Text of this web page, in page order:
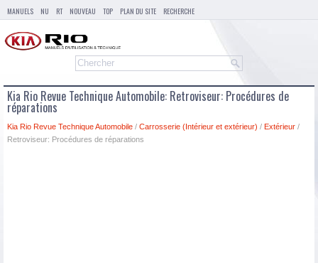
MANUELS NU RT NOUVEAU TOP PLAN DU SITE RECHERCHE
Kia Rio Revue Technique Automobile: Retroviseur: Procédures de
réparations
Kia Rio Revue Technique Automobile / Carrosserie (Intérieur et extérieur) / Extérieur /
Retroviseur: Procédures de réparations